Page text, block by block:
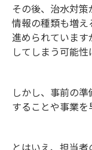
その後、治水対
情報の種類も増
進められていま
してしまう可能性
しかし、事前の
することや事業を
とはいえ、担当